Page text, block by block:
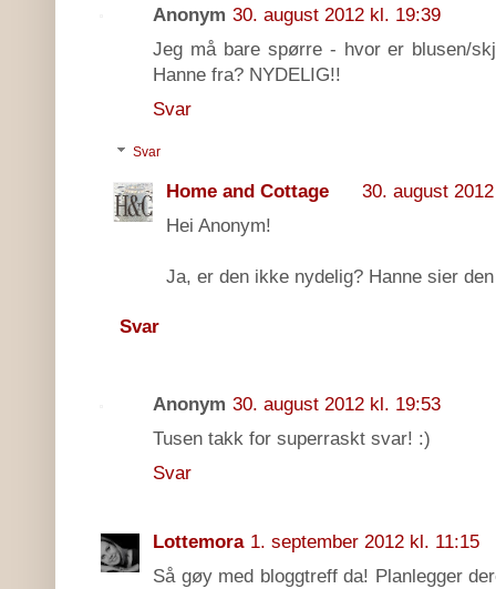
Anonym 30. august 2012 kl. 19:39
Jeg må bare spørre - hvor er blusen/
Hanne fra? NYDELIG!!
Svar
Svar
Home and Cottage
30. august
Hei Anonym!
Ja, er den ikke nydelig? Hanne sier
Svar
Anonym 30. august 2012 kl. 19:53
Tusen takk for superraskt svar! :)
Svar
Lottemora 1. september 2012 kl. 11:15
Så gøy med bloggtreff da! Planlegger